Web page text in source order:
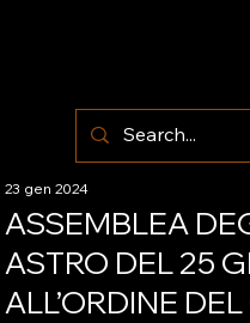
ASSEMBLEA
ASTRO DEL 25
ALL’ORDINE
23 gen 2024